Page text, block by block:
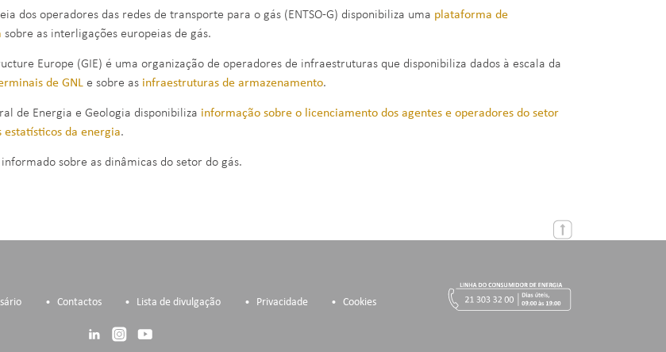
dos operadores das redes de transporte para o gás (ENTSO-G) disponibiliza uma plataforma de
sobre as interligações europeias de gás.
Europe (GIE) é uma organização de operadores de infraestruturas que disponibiliza dados à escala da
de GNL e sobre as infraestruturas de armazenamento.
de Energia e Geologia disponibiliza informação sobre o licenciamento dos agentes e operadores do setor
estatísticos da energia.
sobre as dinâmicas do setor do gás.
Contactos Lista de divulgação Privacidade Cookies